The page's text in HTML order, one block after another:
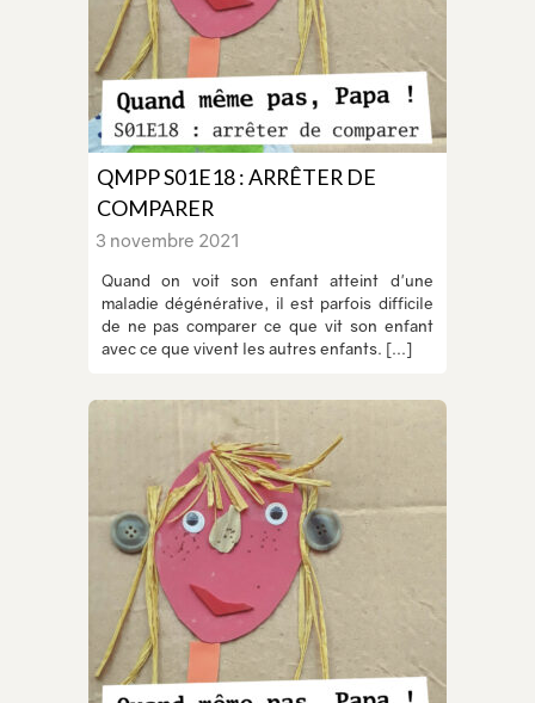
QMPP S01E18 : ARRÊTER DE
COMPARER
3 novembre 2021
Quand on voit son enfant atteint d'une
maladie dégénérative, il est parfois difficile
de ne pas comparer ce que vit son enfant
avec ce que vivent les autres enfants. [...]